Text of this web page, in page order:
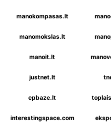
manokompasas.lt
manomokslas.lt
manoit.lt
justnet.lt
epbaze.lt
interestingspace.com